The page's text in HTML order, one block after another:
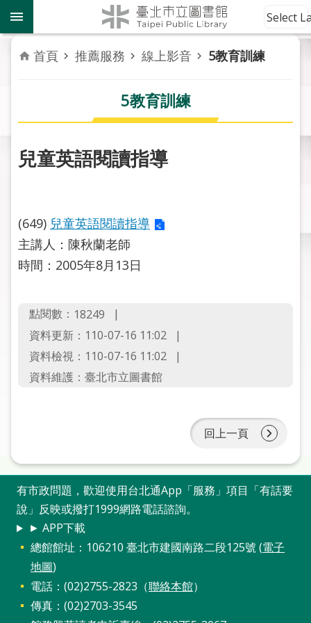
跳到主要內容區塊
到
館
資
訊
者
務
報
關
圖
線
上
申
問
答
加
入
市
圖
網
Select
首頁 推薦服務 線上影音 5教育訓練
5教育訓練
兒童英語閱讀指導
(649) 兒童英語閱讀指導
主講人：陳秋蘭老師
時間：2005年8月13日
點閱數： 18249
資料更新：110-07-16 11:02
資料檢視：110-07-16 11:02
資料維護：臺北市立圖書館
回上一頁
有市政問題，歡迎使用台北通App「服務」項目「有話要
說」反映或撥打1999網路電話諮詢。
► APP下載
總館館址：106210 臺北市建國南路二段125號 (電子
地圖)
電話：(02)2755-2823（聯絡本館）
傳真：(02)2703-3545